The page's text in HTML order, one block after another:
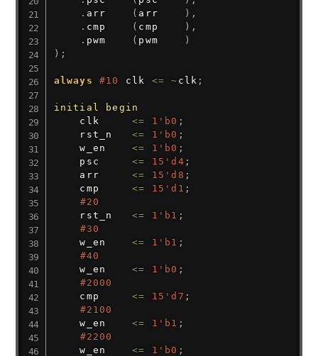
. arr ( arr ) ,
. cmp ( cmp ) ,
. pwm ( pwm
)
) ;
always #10 clk <= ~ clk ;
initial
begin
    clk
<= 1'b0 ;
    rst_n
<= 1'b0 ;
    w_en
<= 1'b0 ;
    psc
<= 15'd4 ;
    arr
<= 15'd8 ;
    cmp
<= 15'd1 ;
#20
    rst_n
<= 1'b1 ;
#30
    w_en
<= 1'b1 ;
#40
    w_en
<= 1'b0 ;
#2000
    cmp
<= 15'd7 ;
#2100
    w_en
<= 1'b1 ;
#2200
    w_en
<= 1'b0 ;